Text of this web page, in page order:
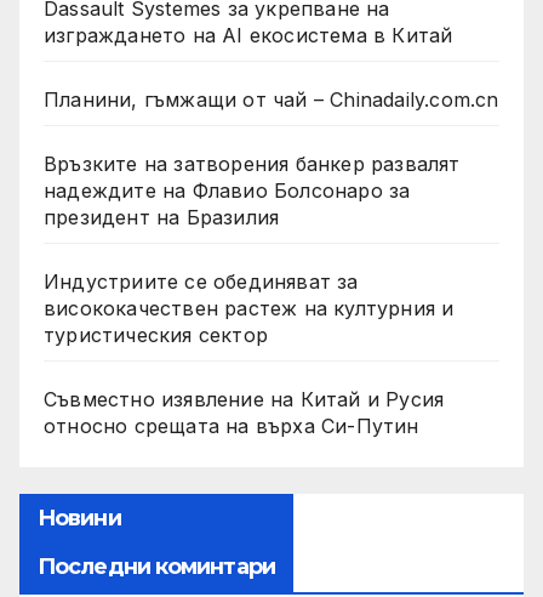
Dassault Systemes за укрепване на
изграждането на AI екосистема в Китай
Планини, гъмжащи от чай – Chinadaily.com.cn
Връзките на затворения банкер развалят
надеждите на Флавио Болсонаро за
президент на Бразилия
Индустриите се обединяват за
висококачествен растеж на културния и
туристическия сектор
Съвместно изявление на Китай и Русия
относно срещата на върха Си-Путин
Новини
Последни коминтари